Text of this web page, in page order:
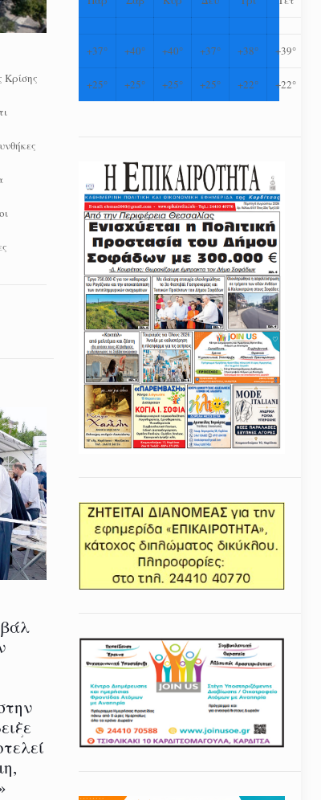
Κρίσης
+37° +40° +40° +37° +38° +39°
+25° +25° +25° +25° +22° +22°